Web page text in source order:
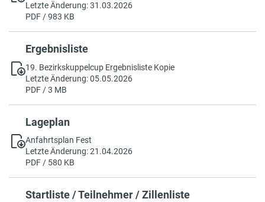
Letzte Änderung: 31.03.2026
PDF / 983 KB
Ergebnisliste
19. Bezirkskuppelcup Ergebnisliste Kopie
Letzte Änderung: 05.05.2026
PDF / 3 MB
Lageplan
Anfahrtsplan Fest
Letzte Änderung: 21.04.2026
PDF / 580 KB
Startliste / Teilnehmer / Zillenliste